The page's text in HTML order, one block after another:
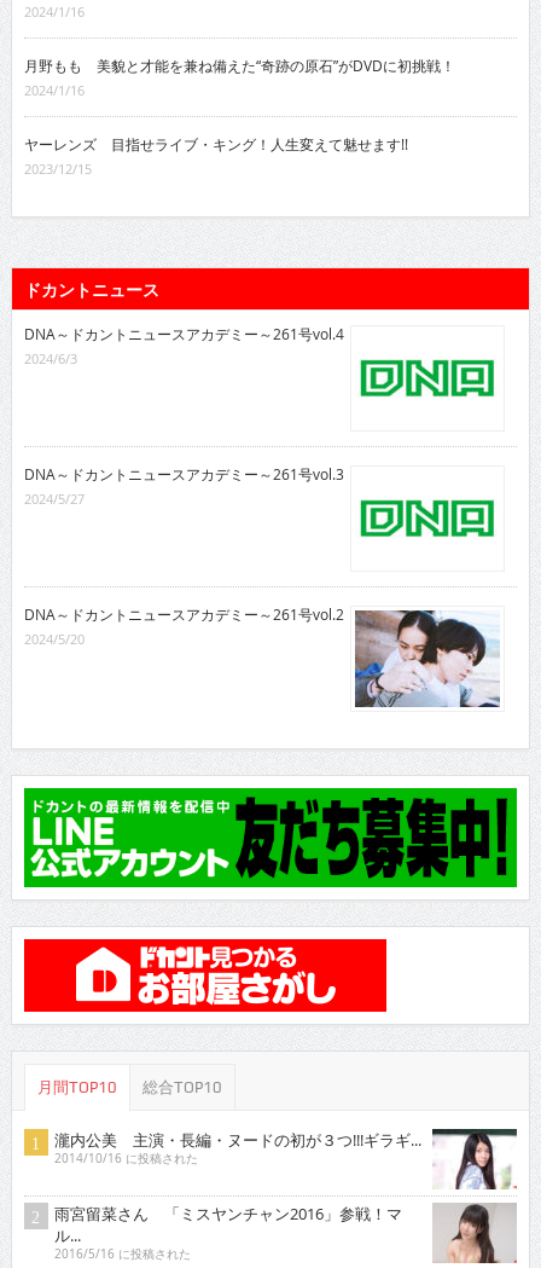
2024/1/16
月野もも 美貌と才能を兼ね備えた“奇跡の原石”がDVDに初挑戦！
2024/1/16
ヤーレンズ 目指せライブ・キング！人生変えて魅せます!!
2023/12/15
ドカントニュース
DNA～ドカントニュースアカデミー～261号vol.4
2024/6/3
DNA～ドカントニュースアカデミー～261号vol.3
2024/5/27
DNA～ドカントニュースアカデミー～261号vol.2
2024/5/20
月間TOP10 総合TOP10
瀧内公美 主演・長編・ヌードの初が３つ!!!ギラギ...
2014/10/16 に投稿された
雨宮留菜さん 「ミスヤンチャン2016」参戦！マ
ル...
2016/5/16 に投稿された